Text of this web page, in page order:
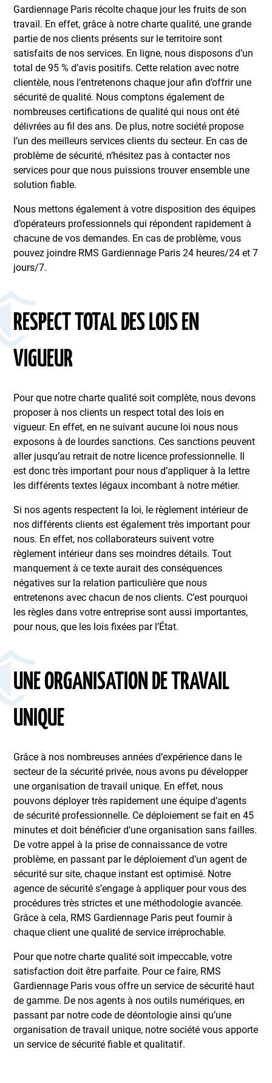
Gardiennage Paris récolte chaque jour les fruits de son
travail. En effet, grâce à notre charte qualité, une grande
partie de nos clients présents sur le territoire sont
satisfaits de nos services. En ligne, nous disposons d’un
total de 95 % d’avis positifs. Cette relation avec notre
clientèle, nous l’entretenons chaque jour afin d’offrir une
sécurité de qualité. Nous comptons également de
nombreuses certifications de qualité qui nous ont été
délivrées au fil des ans. De plus, notre société propose
l’un des meilleurs services clients du secteur. En cas de
problème de sécurité, n’hésitez pas à contacter nos
services pour que nous puissions trouver ensemble une
solution fiable.
Nous mettons également à votre disposition des équipes
d’opérateurs professionnels qui répondent rapidement à
chacune de vos demandes. En cas de problème, vous
pouvez joindre RMS Gardiennage Paris 24 heures/24 et 7
jours/7.
RESPECT TOTAL DES LOIS EN
VIGUEUR
Pour que notre charte qualité soit complète, nous devons
proposer à nos clients un respect total des lois en
vigueur. En effet, en ne suivant aucune loi nous nous
exposons à de lourdes sanctions. Ces sanctions peuvent
aller jusqu’au retrait de notre licence professionnelle. Il
est donc très important pour nous d’appliquer à la lettre
les différents textes légaux incombant à notre métier.
Si nos agents respectent la loi, le règlement intérieur de
nos différents clients est également très important pour
nous. En effet, nos collaborateurs suivent votre
règlement intérieur dans ses moindres détails. Tout
manquement à ce texte aurait des conséquences
négatives sur la relation particulière que nous
entretenons avec chacun de nos clients. C’est pourquoi
les règles dans votre entreprise sont aussi importantes,
pour nous, que les lois fixées par l’État.
UNE ORGANISATION DE TRAVAIL
UNIQUE
Grâce à nos nombreuses années d’expérience dans le
secteur de la sécurité privée, nous avons pu développer
une organisation de travail unique. En effet, nous
pouvons déployer très rapidement une équipe d’agents
de sécurité professionnelle. Ce déploiement se fait en 45
minutes et doit bénéficier d’une organisation sans failles.
De votre appel à la prise de connaissance de votre
problème, en passant par le déploiement d’un agent de
sécurité sur site, chaque instant est optimisé. Notre
agence de sécurité s’engage à appliquer pour vous des
procédures très strictes et une méthodologie avancée.
Grâce à cela, RMS Gardiennage Paris peut fournir à
chaque client une qualité de service irréprochable.
Pour que notre charte qualité soit impeccable, votre
satisfaction doit être parfaite. Pour ce faire, RMS
Gardiennage Paris vous offre un service de sécurité haut
de gamme. De nos agents à nos outils numériques, en
passant par notre code de déontologie ainsi qu’une
organisation de travail unique, notre société vous apporte
un service de sécurité fiable et qualitatif.